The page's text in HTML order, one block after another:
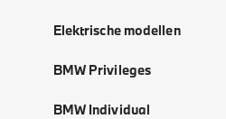
Elektrische modellen
BMW Privileges
BMW Individual